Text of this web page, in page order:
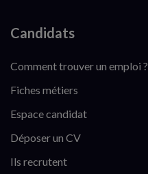
Candidats
Comment trouver un emploi ?
Fiches métiers
Espace candidat
Déposer un CV
Ils recrutent